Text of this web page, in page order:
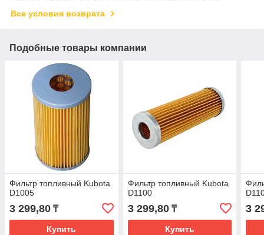
Все условия возврата
Подобные товары компании
Фильтр топливный Kubota
D1005
3 299,80 ₸
Купить
Фильтр топливный Kubota
D1100
3 299,80₸
Купить
3